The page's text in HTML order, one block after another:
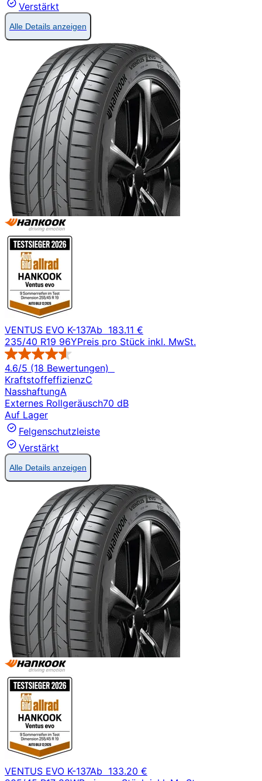
Verstärkt
Alle Details anzeigen
VENTUS EVO K-137Ab 183.11 €
235/40 R19 96YPreis pro Stück inkl. MwSt.
4.6/5 (18 Bewertungen)
KraftstoffeffizienzC
NasshaftungA
Externes Rollgeräusch70 dB
Auf Lager
Felgenschutzleiste
Verstärkt
Alle Details anzeigen
VENTUS EVO K-137Ab 133.20 €